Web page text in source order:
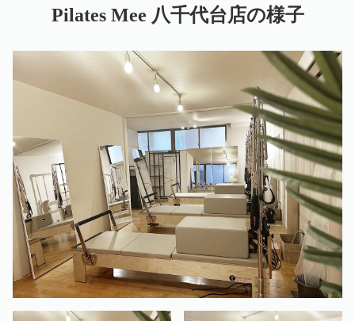
Pilates Mee 八千代台店の様子